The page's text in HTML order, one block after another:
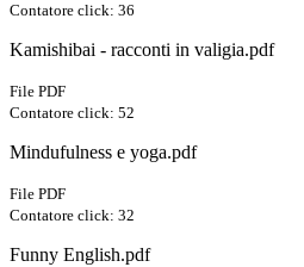
Contatore click: 36
Kamishibai - racconti in valigia.pdf
File PDF
Contatore click: 52
Mindufulness e yoga.pdf
File PDF
Contatore click: 32
Funny English.pdf